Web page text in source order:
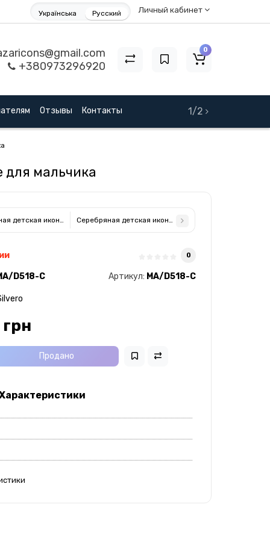
Личный кабинет
Українська Русский
+380973296920
0
Отзывы Контакты 1/2
для мальчика
детская иконка Ангел Хранитель 14х14см на розовой подушечке с
Серебряная детская иконка Ангел Хранитель 8х11
0
D518-C Артикул: MA/D518-C
Продано